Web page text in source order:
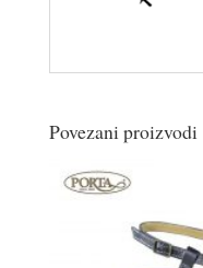
Povezani proizvodi